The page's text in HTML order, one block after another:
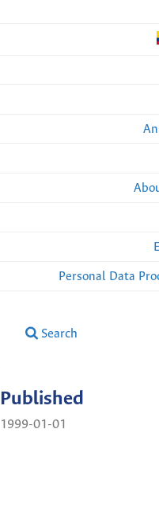
Personal Data
Search
Published
1999-01-01